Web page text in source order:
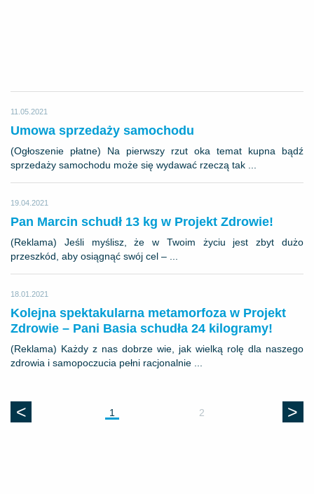
11.05.2021
Umowa sprzedaży samochodu
(Ogłoszenie płatne) Na pierwszy rzut oka temat kupna bądź
sprzedaży samochodu może się wydawać rzeczą tak ...
19.04.2021
Pan Marcin schudł 13 kg w Projekt Zdrowie!
(Reklama) Jeśli myślisz, że w Twoim życiu jest zbyt dużo
przeszkód, aby osiągnąć swój cel – ...
18.01.2021
Kolejna spektakularna metamorfoza w Projekt
Zdrowie – Pani Basia schudła 24 kilogramy!
(Reklama) Każdy z nas dobrze wie, jak wielką rolę dla naszego
zdrowia i samopoczucia pełni racjonalnie ...
< 1 2 >